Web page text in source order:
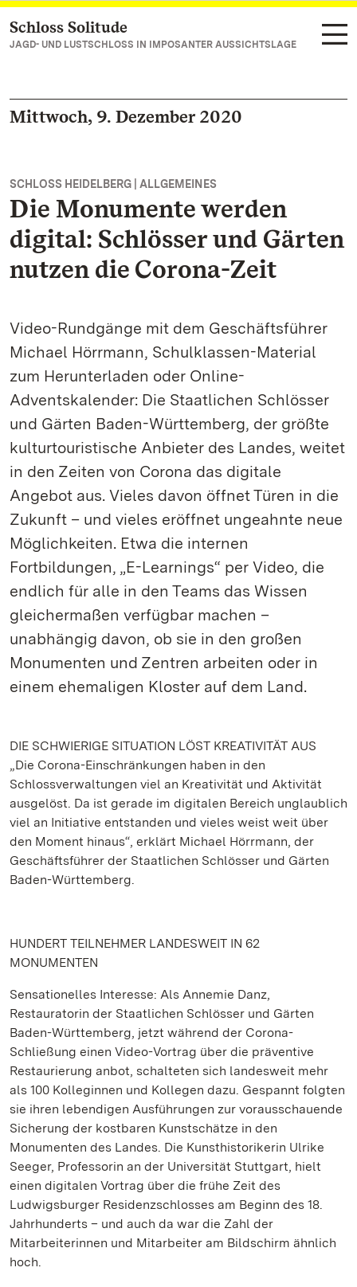
Zum Hauptinhalt springen
Schloss Solitude
JAGD- UND LUSTSCHLOSS IN IMPOSANTER AUSSICHTSLAGE
Mittwoch, 9. Dezember 2020
SCHLOSS HEIDELBERG | ALLGEMEINES
Die Monumente werden
digital: Schlösser und Gärten
nutzen die Corona-Zeit
Video-Rundgänge mit dem Geschäftsführer
Michael Hörrmann, Schulklassen-Material
zum Herunterladen oder Online-
Adventskalender: Die Staatlichen Schlösser
und Gärten Baden-Württemberg, der größte
kulturtouristische Anbieter des Landes, weitet
in den Zeiten von Corona das digitale
Angebot aus. Vieles davon öffnet Türen in die
Zukunft – und vieles eröffnet ungeahnte neue
Möglichkeiten. Etwa die internen
Fortbildungen, „E-Learnings“ per Video, die
endlich für alle in den Teams das Wissen
gleichermaßen verfügbar machen –
unabhängig davon, ob sie in den großen
Monumenten und Zentren arbeiten oder in
einem ehemaligen Kloster auf dem Land.
DIE SCHWIERIGE SITUATION LÖST KREATIVITÄT AUS
„Die Corona-Einschränkungen haben in den
Schlossverwaltungen viel an Kreativität und Aktivität
ausgelöst. Da ist gerade im digitalen Bereich unglaublich
viel an Initiative entstanden und vieles weist weit über
den Moment hinaus“, erklärt Michael Hörrmann, der
Geschäftsführer der Staatlichen Schlösser und Gärten
Baden-Württemberg.
HUNDERT TEILNEHMER LANDESWEIT IN 62
MONUMENTEN
Sensationelles Interesse: Als Annemie Danz,
Restauratorin der Staatlichen Schlösser und Gärten
Baden-Württemberg, jetzt während der Corona-
Schließung einen Video-Vortrag über die präventive
Restaurierung anbot, schalteten sich landesweit mehr
als 100 Kolleginnen und Kollegen dazu. Gespannt folgten
sie ihren lebendigen Ausführungen zur vorausschauende
Sicherung der kostbaren Kunstschätze in den
Monumenten des Landes. Die Kunsthistorikerin Ulrike
Seeger, Professorin an der Universität Stuttgart, hielt
einen digitalen Vortrag über die frühe Zeit des
Ludwigsburger Residenzschlosses am Beginn des 18.
Jahrhunderts – und auch da war die Zahl der
Mitarbeiterinnen und Mitarbeiter am Bildschirm ähnlich
hoch.